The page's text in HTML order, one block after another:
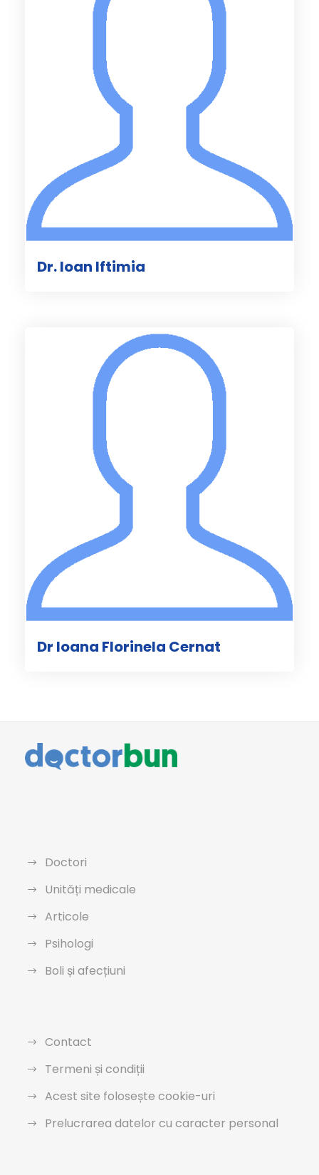
Dr. Ioan Iftimia
Dr Ioana Florinela Cernat
Doctori
Unități medicale
Articole
Psihologi
Boli și afecțiuni
Contact
Termeni și condiții
Acest site folosește cookie-uri
Prelucrarea datelor cu caracter personal